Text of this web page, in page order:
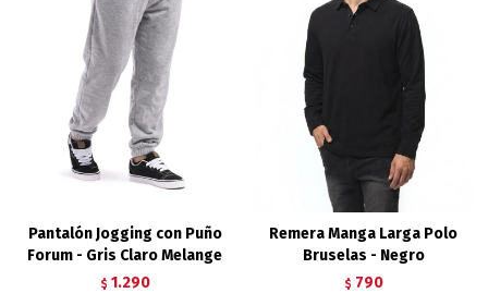
Pantalón Jogging con Puño
Forum - Gris Claro Melange
$ 1.290
Remera Manga Larga Polo
Bruselas - Negro
$ 790